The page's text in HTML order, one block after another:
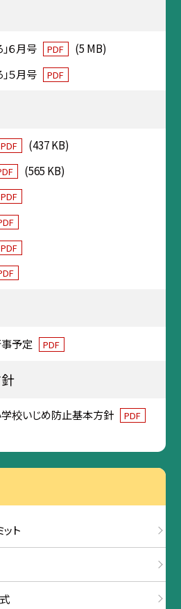
６月号 PDF
(5 MB)
５月号
PDF
PDF
(437 KB)
(565 KB)
PDF
PDF
予定 PDF
校いじめ防止基本方針 PDF
ト